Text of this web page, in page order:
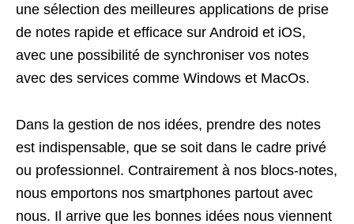
une sélection des meilleures applications de prise
de notes rapide et efficace sur Android et iOS,
avec une possibilité de synchroniser vos notes
avec des services comme Windows et MacOs.
Dans la gestion de nos idées, prendre des notes
est indispensable, que se soit dans le cadre privé
ou professionnel. Contrairement à nos blocs-notes,
nous emportons nos smartphones partout avec
nous. Il arrive que les bonnes idées nous viennent